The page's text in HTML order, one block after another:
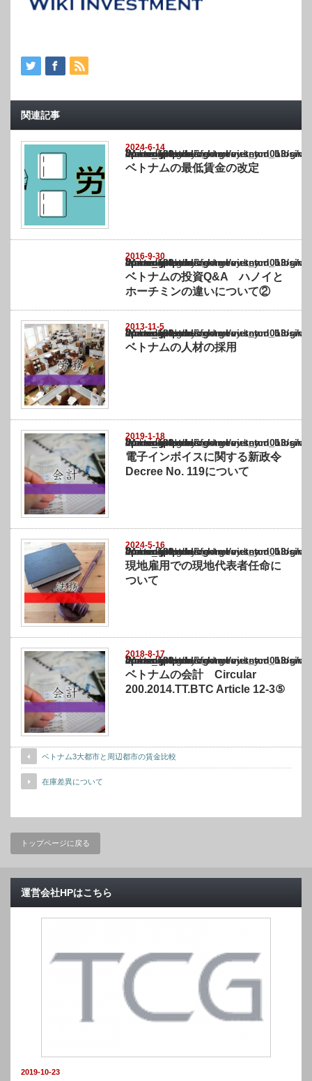
関連記事
2024-6-14
Warning
: Undefined array key "show_category" in
/home/netst/kuno-cpa.co.jp/public_html/vietnam_blog/wp-content/themes/
on line183
ベトナムの最低賃金の改定
2016-9-30
Warning
: Undefined array key "show_category" in
/home/netst/kuno-cpa.co.jp/public_html/vietnam_blog/wp-content/themes/
on line183
ベトナムの投資Q&A ハノイと
ホーチミンの違いについて②
2013-11-5
Warning
: Undefined array key "show_category" in
/home/netst/kuno-cpa.co.jp/public_html/vietnam_blog/wp-content/themes/
on line183
ベトナムの人材の採用
2019-1-18
Warning
: Undefined array key "show_category" in
/home/netst/kuno-cpa.co.jp/public_html/vietnam_blog/wp-content/themes/
on line183
電子インボイスに関する新政令
Decree No. 119について
2024-5-16
Warning
: Undefined array key "show_category" in
/home/netst/kuno-cpa.co.jp/public_html/vietnam_blog/wp-content/themes/
on line183
現地雇用での現地代表者任命に
ついて
2018-8-17
Warning
: Undefined array key "show_category" in
/home/netst/kuno-cpa.co.jp/public_html/vietnam_blog/wp-content/themes/
on line183
ベトナムの会計 Circular
200.2014.TT.BTC Article 12-3⑤
ベトナム3大都市と周辺都市の賃金比較
在庫差異について
トップページに戻る
運営会社HPはこちら
2019-10-23